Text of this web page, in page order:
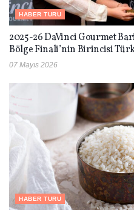
HABER TURU
2025-26 DaVinci Gourmet
Bölge Finali’nin Birincisi
07 Mayıs 2026
HABER TURU